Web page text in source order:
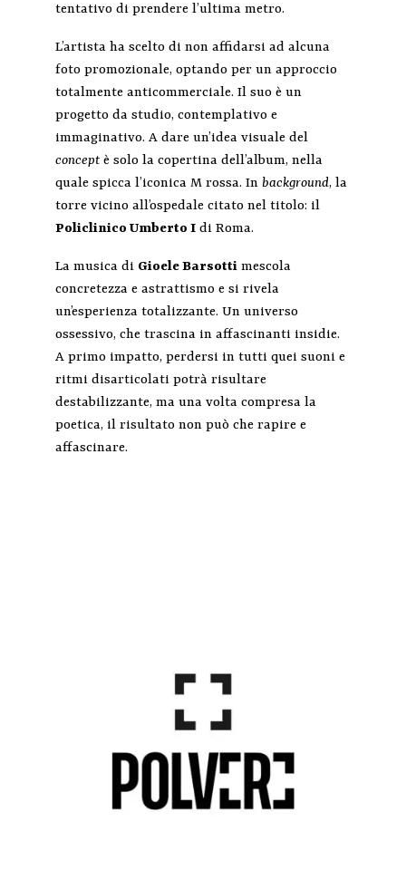
tentativo di prendere l’ultima metro.
L’artista ha scelto di non affidarsi ad alcuna
foto promozionale, optando per un approccio
totalmente anticommerciale. Il suo è un
progetto da studio, contemplativo e
immaginativo. A dare un’idea visuale del
conceptè solo la copertina dell’album, nella
quale spicca l’iconica M rossa. In background, la
torre vicino all’ospedale citato nel titolo: il
Policlinico Umberto Idi Roma.
La musica di Gioele Barsottimescola
concretezza e astrattismo e si rivela
un’esperienza totalizzante. Un universo
ossessivo, che trascina in affascinanti insidie.
A primo impatto, perdersi in tutti quei suoni e
ritmi disarticolati potrà risultare
destabilizzante, ma una volta compresa la
poetica, il risultato non può che rapire e
affascinare.